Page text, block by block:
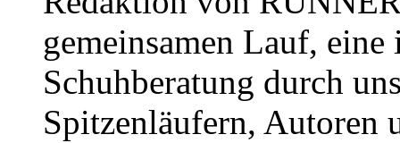
gemeinsamen Lauf,
Schuhberatung durch
Spitzenläufern, Autoren